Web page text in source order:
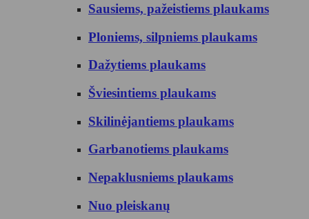
Sausiems, pažeistiems plaukams
Ploniems, silpniems plaukams
Dažytiems plaukams
Šviesintiems plaukams
Skilinėjantiems plaukams
Garbanotiems plaukams
Nepaklusniems plaukams
Nuo pleiskanų